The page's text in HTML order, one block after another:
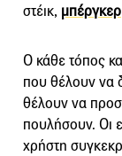
στέικ, μπέργκερ
Ο κάθε τόπος
που θέλουν να
θέλουν να
πουλήσουν. Οι
χρήστη